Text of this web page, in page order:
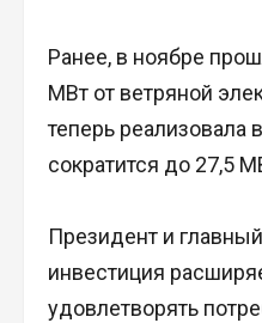
Ранее, в ноябре
МВт от ветряной
теперь реализовала
сократится до 27,5
Президент и
инвестиция
удовлетворять